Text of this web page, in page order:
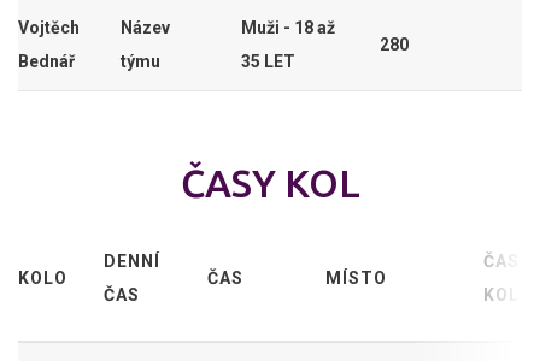
Vojtěch
Bednář
Název
týmu
Muži - 18 až
35 LET
280
ČASY KOL
KOLO
DENNÍ
ČAS
ČAS MÍSTO
ČAS
KOLA